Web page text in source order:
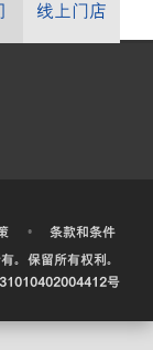
线上门店
•
条款和条件
。保留所有权利。
号